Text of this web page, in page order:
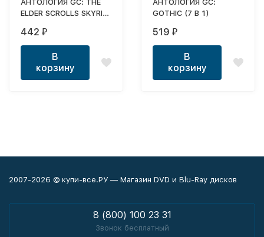
АНТОЛОГИЯ GC: THE
ELDER SCROLLS SKYRIM
442 ₽
В
корзину
АНТОЛОГИЯ GC:
GOTHIC (7 В 1)
519 ₽
В
корзину
2007-2026 © купи-все.РУ — Магазин DVD и Blu-Ray дисков
8 (800) 100 23 31
Звонок бесплатный